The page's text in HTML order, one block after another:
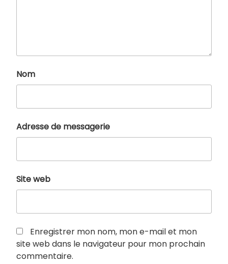
Nom
Adresse de messagerie
Site web
Enregistrer mon nom, mon e-mail et mon
site web dans le navigateur pour mon prochain
commentaire.